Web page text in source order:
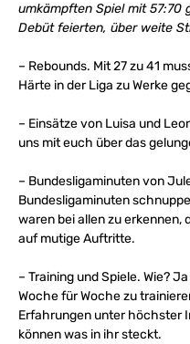
umkämpften Spiel mit 57:70
Debüt feierten, über weite
– Rebounds. Mit 27 zu 41
Härte in der Liga zu Werke
– Einsätze von Luisa und
uns mit euch über das
– Bundesligaminuten von
Bundesligaminuten
waren bei allen zu
auf mutige Auftritte.
– Training und Spiele. Wie?
Woche für Woche zu
Erfahrungen unter höchster
können was in ihr steckt.